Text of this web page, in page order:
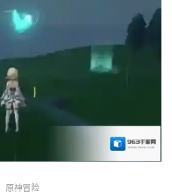
原神冒险